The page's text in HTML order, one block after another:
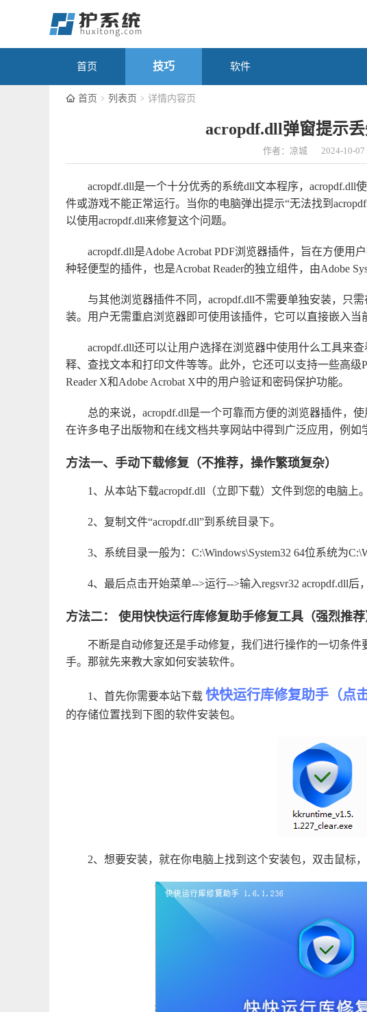
首页 技巧 软件
首页 列表页 详情内容页
acropdf.dll弹窗提示
作者：凉城 2024-10-07
acropdf.dll是一个十分优秀的系统dll文本程序，acropdf.dll
件或游戏不能正常运行。当你的电脑弹出提示“无法找到
以使用acropdf.dll来修复这个问题。
acropdf.dll是Adobe Acrobat PDF浏览器插件，旨在方便
种轻便型的插件，也是Acrobat Reader的独立组件，由Adobe
与其他浏览器插件不同，acropdf.dll不需要单独安装，只需
装。用户无需重启浏览器即可使用该插件，它可以直接嵌入当
acropdf.dll还可以让用户选择在浏览器中使用什么工具来
释、查找文本和打印文件等等。此外，它还可以支持一些高级
Reader X和Adobe Acrobat X中的用户验证和密码保护功能。
总的来说，acropdf.dll是一个可靠而方便的浏览器插件，
在许多电子出版物和在线文档共享网站中得到广泛应用，例如
方法一、手动下载修复（不推荐，操作繁琐复杂）
1、从本站下载acropdf.dll（立即下载） 文件到您的电脑上。
2、复制文件“acropdf.dll”到系统目录下。
3、系统目录一般为：C:\Windows\System32 64位系统为
4、最后点击开始菜单-->运行-->输入regsvr32 acropdf.dll后
方法二： 使用快快运行库修复助手修复工具（强烈推荐
不断是自动修复还是手动修复，我们进行操作的一切条
手。那就先来教大家如何安装软件。
1、首先你需要本站下载 快快运行库修复助手（点
的存储位置找到下图的软件安装包。
2、想要安装，就在你电脑上找到这个安装包，双击鼠标，